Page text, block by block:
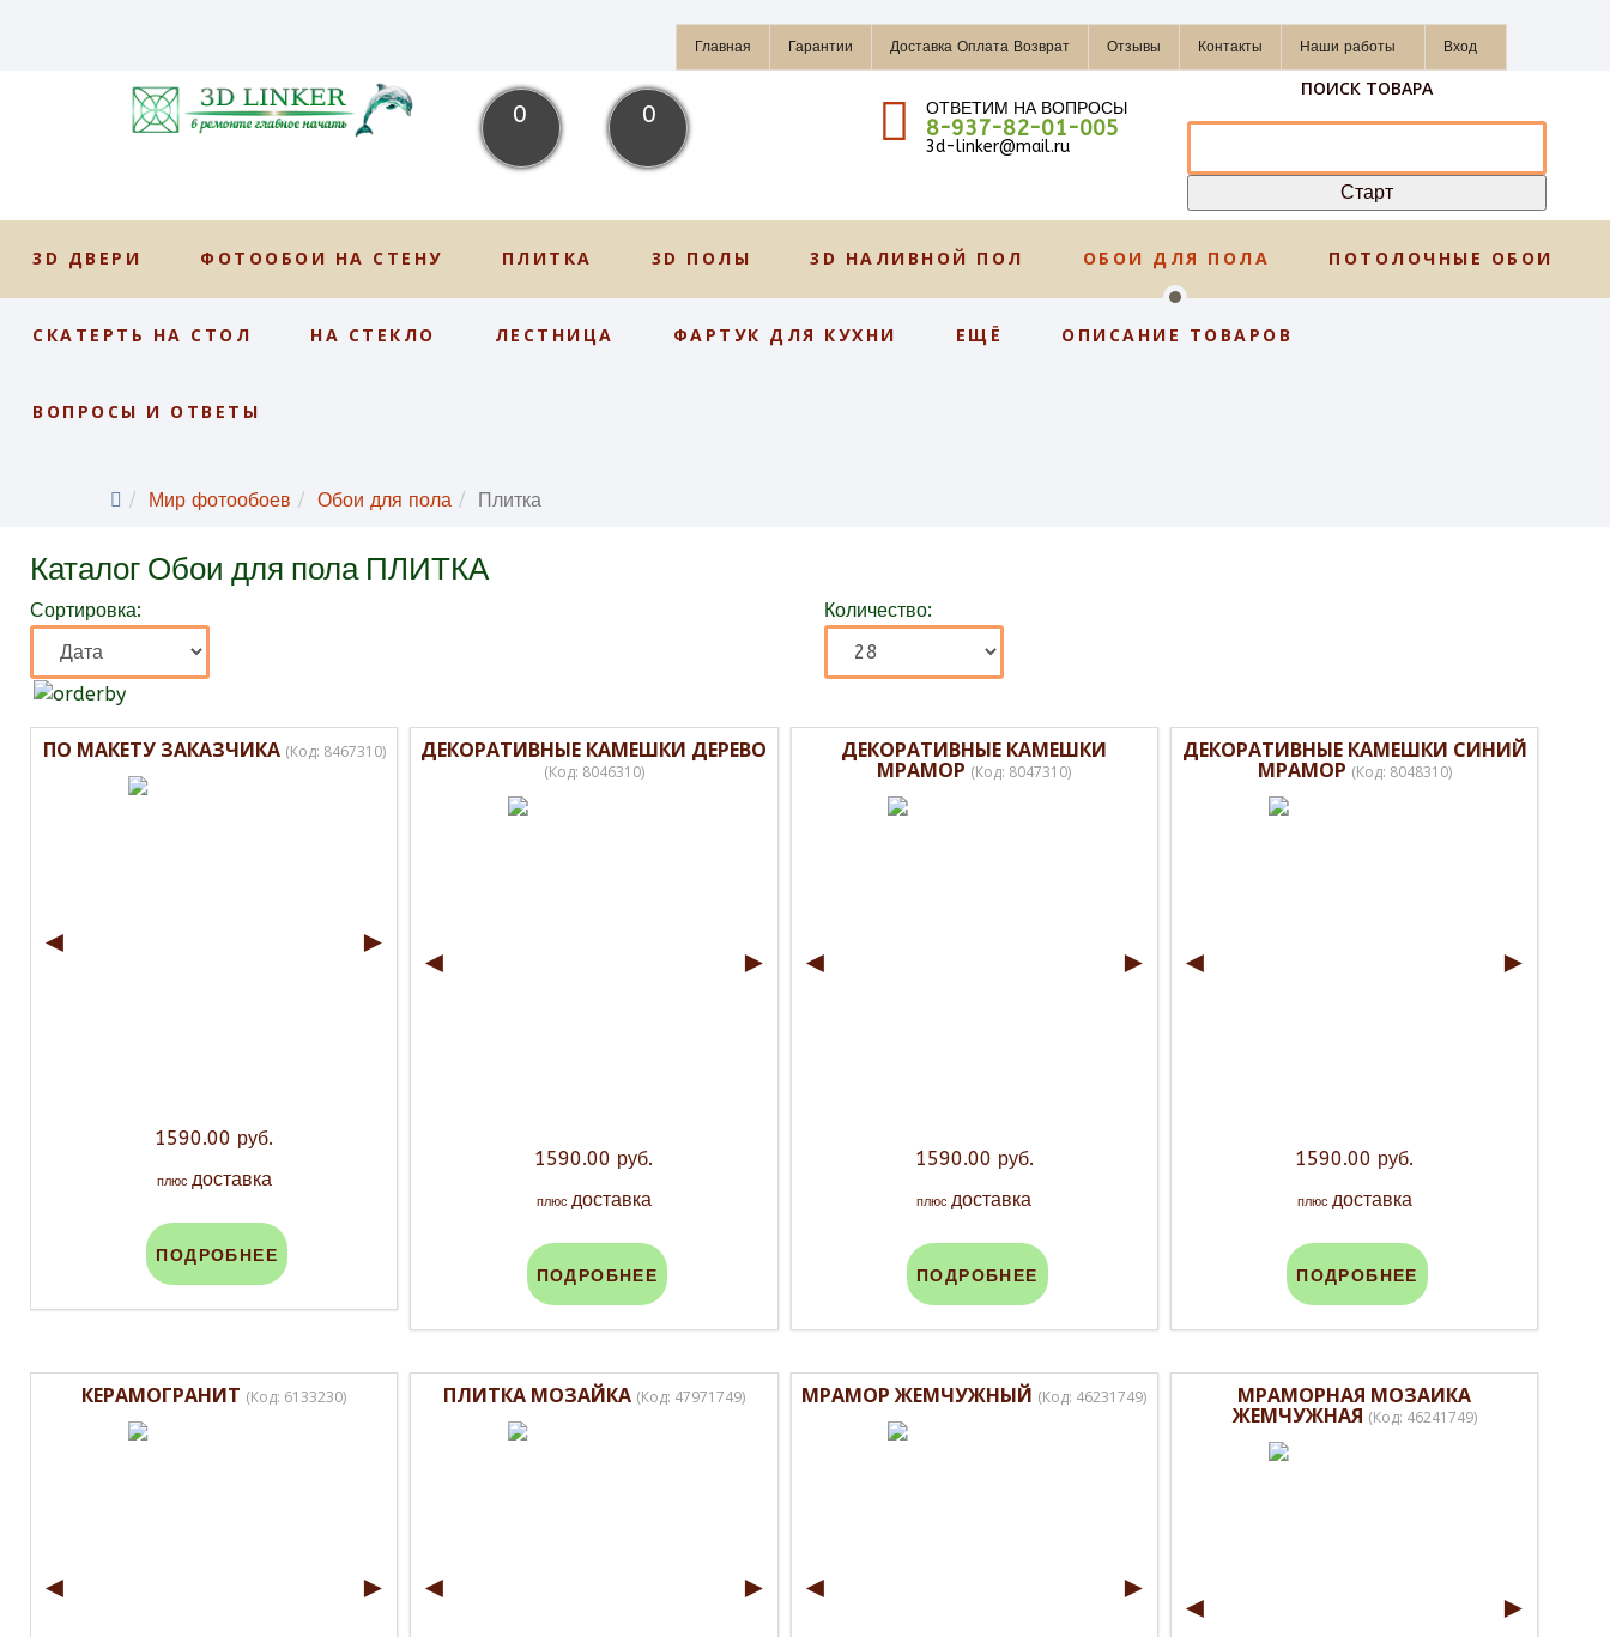
Главная Гарантии Доставка Оплата Возврат Отзывы Контакты Наши работы Вход
0 0 ОТВЕТИМ НА ВОПРОСЫ
8-937-82-01-005
3d-linker@mail.ru
ПОИСК ТОВАРА
3D ДВЕРИ ФОТООБОИ НА СТЕНУ ПЛИТКА 3D ПОЛЫ 3D НАЛИВНОЙ ПОЛ ОБОИ ДЛЯ ПОЛА ПОТОЛОЧНЫЕ ОБОИ
СКАТЕРТЬ НА СТОЛ НА СТЕКЛО ЛЕСТНИЦА ФАРТУК ДЛЯ КУХНИ ЕЩЁ ОПИСАНИЕ ТОВАРОВ
ВОПРОСЫ И ОТВЕТЫ
Мир фотообоев Обои для пола Плитка
Каталог Обои для пола ПЛИТКА
Сортировка: Количество:
ПО МАКЕТУ ЗАКАЗЧИКА (Код: 8467310)
◄ ►
1590.00 руб.
плюс доставка
ПОДРОБНЕЕ
ДЕКОРАТИВНЫЕ КАМЕШКИ ДЕРЕВО
(Код: 8046310)
◄ ►
1590.00 руб.
плюс доставка
ПОДРОБНЕЕ
ДЕКОРАТИВНЫЕ КАМЕШКИ
МРАМОР (Код: 8047310)
◄ ►
1590.00 руб.
плюсдоставка
ПОДРОБНЕЕ
ДЕКОРАТИВНЫЕ КАМЕШКИ СИНИЙ
МРАМОР (Код: 8048310)
◄ ►
1590.00 руб.
плюс доставка
ПОДРОБНЕЕ
КЕРАМОГРАНИТ (Код: 6133230)
◄ ►
ПЛИТКА МОЗАЙКА (Код: 47971749)
◄ ►
МРАМОР ЖЕМЧУЖНЫЙ (Код: 46231749)
◄ ►
МРАМОРНАЯ МОЗАИКА
ЖЕМЧУЖНАЯ (Код: 46241749)
◄ ►